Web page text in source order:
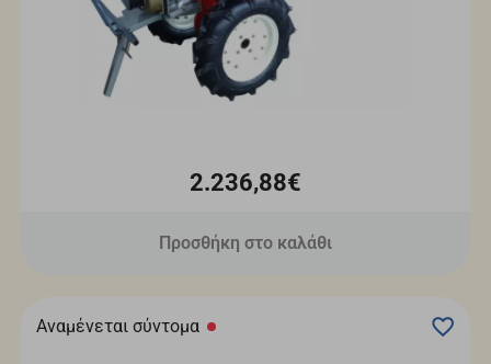
2.236,88€
Προσθήκη στο καλάθι
Αναμένεται σύντομα